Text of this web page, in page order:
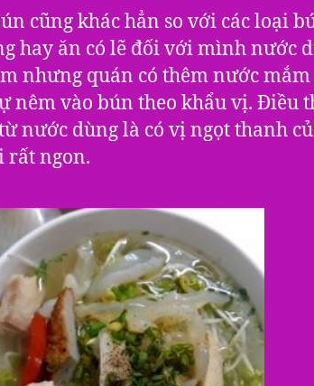
cũng khác hẳn so với các loại
hay ăn có lẽ đối với mình nước
nhưng quán có thêm nước
nêm vào bún theo khẩu vị. Điều
nước dùng là có vị ngọt thanh
rất ngon.